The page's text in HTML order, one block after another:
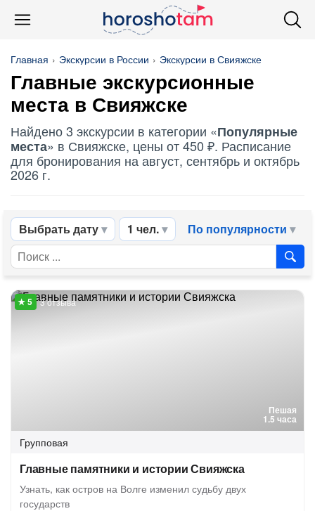
Главная Экскурсии в России Экскурсии в Свияжске
Главные экскурсионные
места в Свияжске
Найдено 3 экскурсии в категории «Популярные
места» в Свияжске, цены от 450 ₽. Расписание
для бронирования на август, сентябрь и октябрь
2026 г.
Выбрать дату 1 чел. По популярности
Пешая
1.5 часа
3 отзыва
Групповая
Главные памятники и истории Свияжска
Узнать, как остров на Волге изменил судьбу двух
государств